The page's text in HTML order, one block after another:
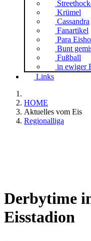
Krümel
Cassandra
Fanartikel
Para
Bunt
Fußball
in ewiger
Links
HOME
Aktuelles vom Eis
Regionalliga
Derbytime
Eisstadion